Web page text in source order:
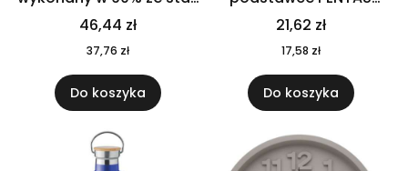
nierdzewnej
pochodzącej z
recyklingu 520 ml 94294
46,44 zł
37,76 zł
Do koszyka
MO6282-40
21,62 zł
17,58 zł
Do koszyka